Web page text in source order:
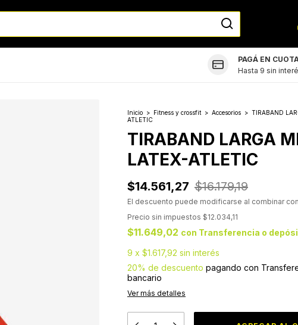
PAGÁ EN
Hasta 9 sin
Inicio > Fitness y crossfit > Accesorios > TIRABAND
ATLETIC
TIRABAND LARGA
LATEX-ATLETIC
$14.561,27 $16.179,19
El descuento puede modificarse al combinar
Precio sin impuestos $12.034,11
$11.649,02 con Transferencia o
9 x $1.617,92 sin interés
20% de descuento pagando con
bancario
Ver más detalles